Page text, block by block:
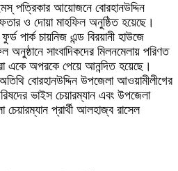
পত্রিকার আয়োজনে বোরহানউদ্দিন
ও দোয়া মাহফিল অনুষ্ঠিত হয়েছে।
পার্ক চায়নিজ এন্ড বিরয়ানী হাউজে
অনুষ্ঠানে সাংবাদিকদের মিলনমেলায় পরিণত
একে অপরকে পেয়ে আনন্দিত হয়েছে।
বোরহানউদ্দিন উপজেলা আওয়ামীলীগের
ভাইস চেয়ারম্যান এবং উপজেলা
প্রার্থী আলহাজ্ব রাসেল